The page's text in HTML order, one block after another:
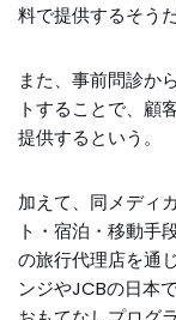
料で提供するそ
また、事前問診か
トすることで、顧
提供するという。
加えて、同メディ
ト・宿泊・移動手
の旅行代理店を通
ンジやJCBの日本